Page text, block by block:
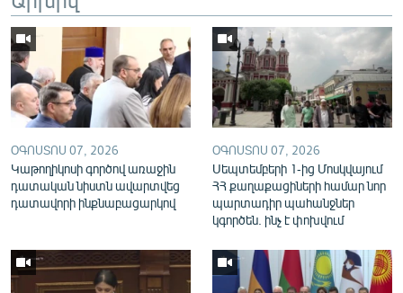
English
Русский
ՀԵՏԵՎԵՔ ՄԵԶ
«Ազատության» բոլոր կայքերը
ՕԳՈՍՏՈՍ 07, 2026
Կաթողիկոսի գործով առաջին
դատական նիստն ավարտվեց
դատավորի ինքնաբացարկով
ՕԳՈՍՏՈՍ 07, 2026
Սեպտեմբերի 1-ից Մոսկվայում
ՀՀ քաղաքացիների համար նոր
պարտադիր պահանջներ
կգործեն. ինչ է փոխվում